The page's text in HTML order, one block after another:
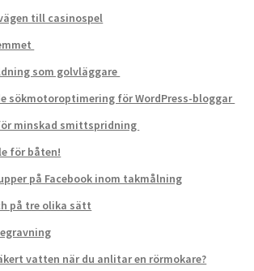
till casinospel
som golvläggare
sökmotoroptimering för WordPress-bloggar
minskad smittspridning
för båten!
på Facebook inom takmålning
på tre olika sätt
vatten när du anlitar en rörmokare?